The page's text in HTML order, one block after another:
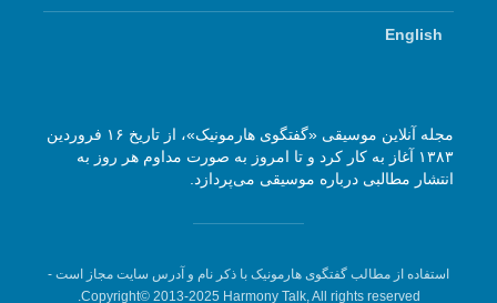
English
مجله آنلاین موسیقی «گفتگوی هارمونیک»، از تاریخ ۱۶ فروردین
۱۳۸۳ آغاز به کار کرد و تا امروز به صورت مداوم هر روز به
انتشار مطالبی درباره موسیقی می‌پردازد.
استفاده از مطالب گفتگوی هارمونیک با ذکر نام و آدرس سایت مجاز است -
Copyright© 2013-2025 Harmony Talk, All rights reserved.